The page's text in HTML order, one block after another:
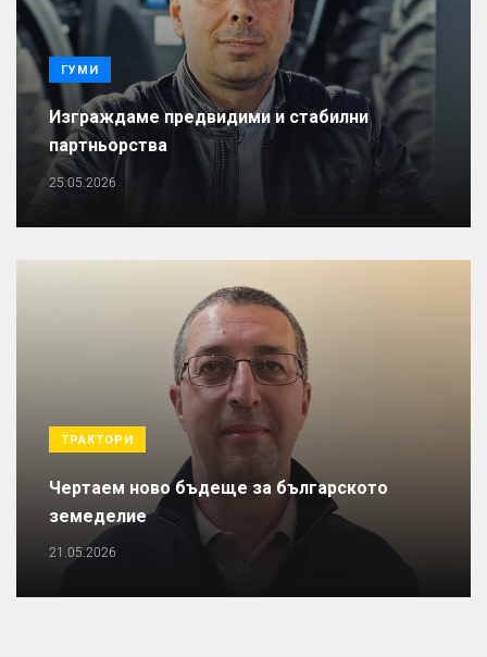
ГУМИ
Изграждаме предвидими и стабилни
партньорства
25.05.2026
ТРАКТОРИ
Чертаем ново бъдеще за българското
земеделие
21.05.2026